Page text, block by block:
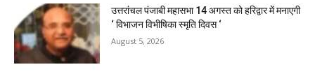
उत्तरांचल पंजाबी महासभा 14 अगस्त को हरिद्वार में मनाएगी
‘ विभाजन विभीषिका स्मृति दिवस ‘
August 5, 2026